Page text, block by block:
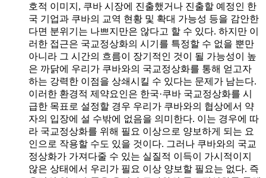
호적 이미지, 쿠바 시장에 진출했거나 진출할 예정인 한
국 기업과 쿠바의 교역 현황 및 확대 가능성 등을 감안한
다면 분위기는 나쁘지만은 않다고 할 수 있다. 하지만 이
러한 접근은 국교정상화의 시기를 특정할 수 없을 뿐만
아니라 그 시간의 흐름이 장기적인 것이 될 가능성이 높
은 까닭에 우리가 쿠바와의 국교정상화를 통해 얻고자
하는 강력한 이점을 상쇄시킬 수 있다는 문제가 남는다.
이러한 환경적 제약요인은 한국·쿠바 국교정상화를 시
급한 목표로 설정할 경우 우리가 쿠바와의 협상에서 약
자의 입장에 설 수밖에 없음을 의미한다. 이는 경우에 따
라 국교정상화를 위해 필요 이상으로 양보하게 되는 요
인으로 작용할 수도 있을 것이다. 그러나 쿠바와의 국교
정상화가 가져다줄 수 있는 실질적 이득이 가시적이지
않은 상태에서 우리가 필요 이상 양보할 필요는 없다. 즉